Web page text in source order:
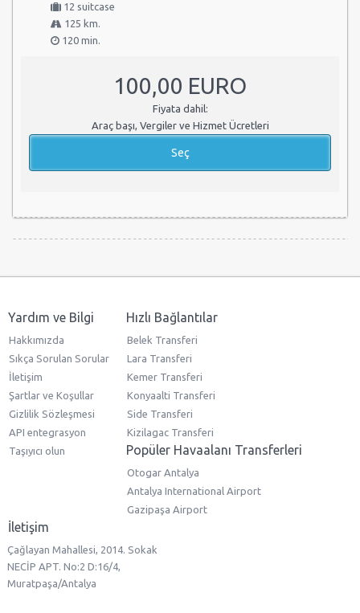
12 suitcase
125 km.
120 min.
100,00 EURO
Fiyata dahil:
Araç başı, Vergiler ve Hizmet Ücretleri
Yardım ve Bilgi
Hakkımızda
Sıkça Sorulan Sorular
İletişim
Şartlar ve Koşullar
Gizlilik Sözleşmesi
API entegrasyon
Taşıyıcı olun
Hızlı Bağlantılar
Belek Transferi
Lara Transferi
Kemer Transferi
Konyaalti Transferi
Side Transferi
Kizilagac Transferi
Popüler Havaalanı Transferleri
Otogar Antalya
Antalya International Airport
Gazipaşa Airport
İletişim
Çağlayan Mahallesi, 2014. Sokak
NECİP APT. No:2 D:16/4,
Muratpaşa/Antalya